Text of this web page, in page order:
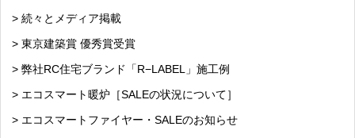
> 続々とメディア掲載
> 東京建築賞 優秀賞受賞
> 弊社RC住宅ブランド「R−LABEL」施工例
> エコスマート暖炉［SALEの状況について］
> エコスマートファイヤー・SALEのお知らせ